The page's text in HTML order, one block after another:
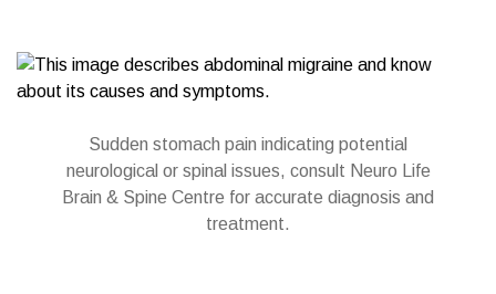
Sudden stomach pain indicating potential
neurological or spinal issues, consult Neuro Life
Brain & Spine Centre for accurate diagnosis and
treatment.